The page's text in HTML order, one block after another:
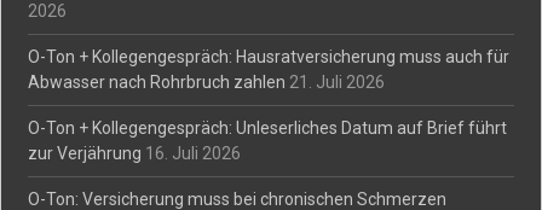
2026
O-Ton + Kollegengespräch: Hausratversicherung muss auch für
Abwasser nach Rohrbruch zahlen 21. Juli 2026
O-Ton + Kollegengespräch: Unleserliches Datum auf Brief führt
zur Verjährung 16. Juli 2026
O-Ton: Versicherung muss bei chronischen Schmerzen